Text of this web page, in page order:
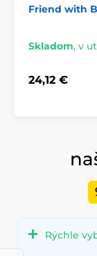
Friend with
Skladom, v
24,12 €
Rýchle